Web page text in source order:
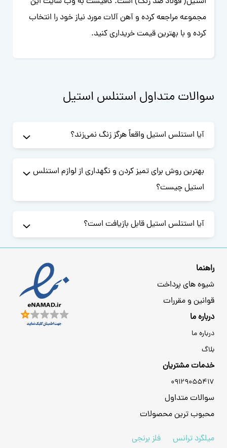
مجموعه مراجعه کرده و آهن آلات مورد نیاز خود را انتخاب
کرده و با بهترین قیمت خریداری کنید.
سوالات متداول استنلس استیل
آیا استنلس استیل واقعاً هرگز زنگ نمی‌زند؟
بهترین روش برای تمیز کردن و نگهداری از لوازم استنلس
استیل چیست؟
آیا استنلس استیل قابل بازیافت است؟
راهنما
شیوه های پرداخت
قوانین و مقررات
درباره ما
درباره ما
بلاگ
خدمات مشتریان
09129055417
سوالات متداول
محبوب ترین محصولات
میلگرد ترانس
فلز برنجی